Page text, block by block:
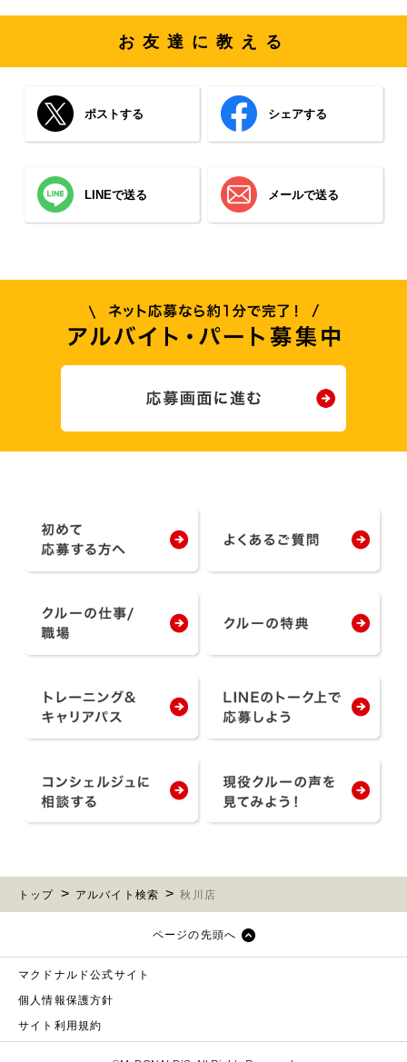
お友達に教える
ポストする シェアする
LINEで送る メールで送る
トップ アルバイト検索 秋川店
ページの先頭へ
マクドナルド公式サイト
個人情報保護方針
サイト利用規約